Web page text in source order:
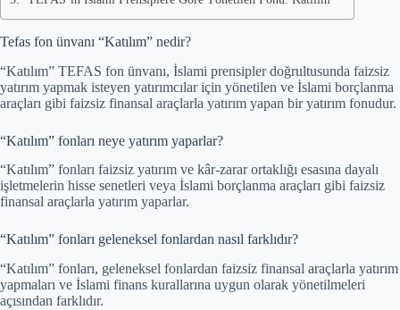
Tefas fon ünvanı “Katılım” nedir?
“Katılım” TEFAS fon ünvanı, İslami prensipler doğrultusunda faizsiz
yatırım yapmak isteyen yatırımcılar için yönetilen ve İslami borçlanma
araçları gibi faizsiz finansal araçlarla yatırım yapan bir yatırım fonudur.
“Katılım” fonları neye yatırım yaparlar?
“Katılım” fonları faizsiz yatırım ve kâr-zarar ortaklığı esasına dayalı
işletmelerin hisse senetleri veya İslami borçlanma araçları gibi faizsiz
finansal araçlarla yatırım yaparlar.
“Katılım” fonları geleneksel fonlardan nasıl farklıdır?
“Katılım” fonları, geleneksel fonlardan faizsiz finansal araçlarla yatırım
yapmaları ve İslami finans kurallarına uygun olarak yönetilmeleri
açısından farklıdır.